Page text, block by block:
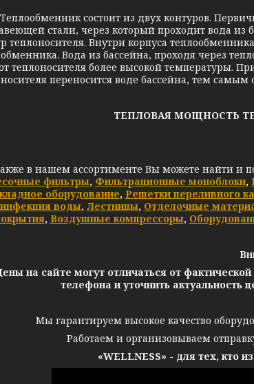
состоит из двух контуров.
стали, через который проходит вода из
теплоносителя. Внутри корпуса
Вода из бассейна, проходя через
теплоносителя более высокой температуры.
переносится воде бассейна, тем самым
ТЕПЛОВАЯ МОЩНОСТЬ
в нашем ассортименте Вы можете найти и
фильтры, Фильтрационные моноблоки,
оборудование, Решетки переливного
воды, Лестницы, Отделочные
, Воздушные компрессоры,
на сайте могут отличаться от
телефона и уточнить
Мы гарантируем высокое качество
Работаем и организовываем
«WELLNESS» - для тех, кто